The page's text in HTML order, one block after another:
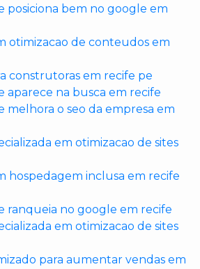
posiciona bem no google em
otimizacao de conteudos em
construtoras em recife pe
aparece na busca em recife
melhora o seo da empresa em
em otimizacao de sites
hospedagem inclusa em recife
ranqueia no google em recife
em otimizacao de sites
para aumentar vendas em